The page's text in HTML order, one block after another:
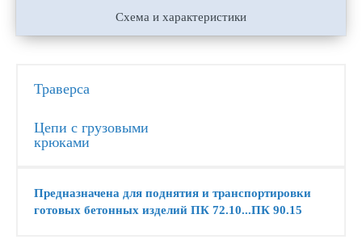
Схема и характеристики
Траверса
Цепи с грузовыми
крюками
Предназначена для поднятия и транспортировки
готовых бетонных изделий ПК 72.10...ПК 90.15​​​​​​